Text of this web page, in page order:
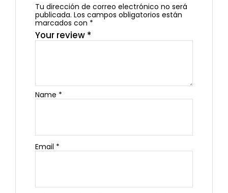
Tu dirección de correo electrónico no será
publicada. Los campos obligatorios están
marcados con *
Your review *
Name *
Email *